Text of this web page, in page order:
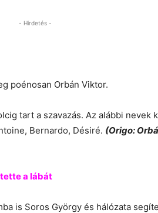
- Hirdetés -
poénosan Orbán Viktor.
tart a szavazás. Az alábbi nevek
Bernardo, Désiré. (Origo:
a lábát
is Soros György és hálózata